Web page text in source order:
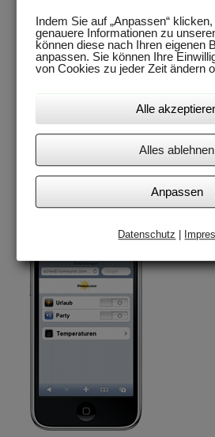
Komfortable Visualisierung und
komplett über PC/Mobile auch per
bei Störungen in den Komponenten.
Ganzheitlicher Systemansatz für das
autarken Regelung jeder einzelnen
Indem Sie auf „Anpassen“
genauere Informationen zu
können diese nach Ihren eigenen
anpassen. Sie können Ihre
von Cookies zu jeder Zeit ändern
Alle
Alles ablehnen
Anpassen
Datenschutz